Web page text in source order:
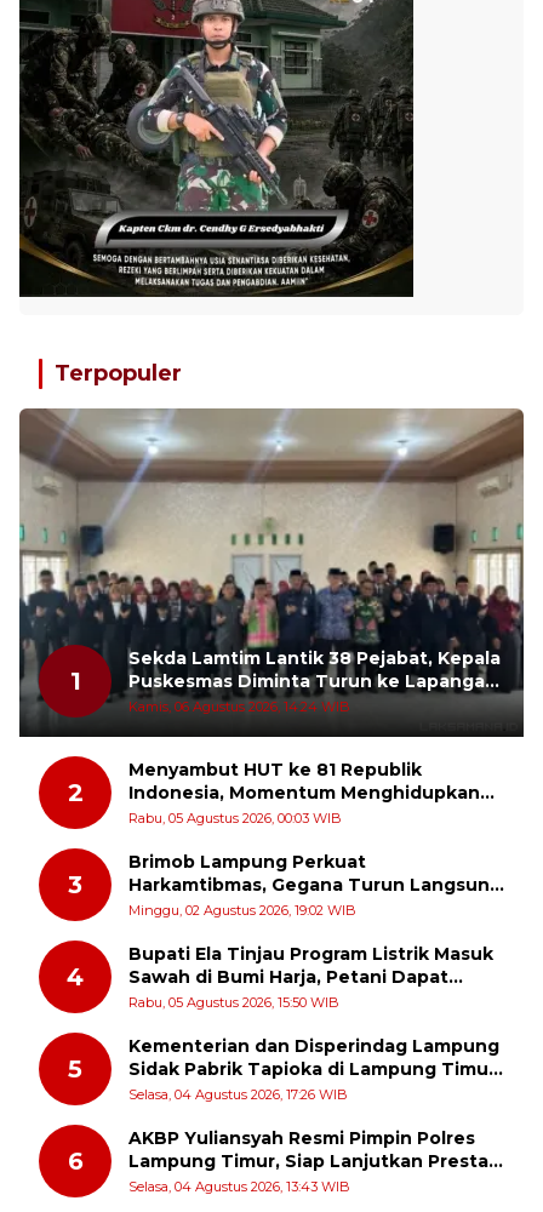
Terpopuler
1
Sekda Lamtim Lantik 38 Pejabat, Kepala
Puskesmas Diminta Turun ke Lapangan
dan Hadir di Tengah Masyarakat
Kamis, 06 Agustus 2026, 14:24 WIB
2
Menyambut HUT ke 81 Republik
Indonesia, Momentum Menghidupkan
Kembali Semangat Juang Para Pahlawan
Rabu, 05 Agustus 2026, 00:03 WIB
3
Brimob Lampung Perkuat
Harkamtibmas, Gegana Turun Langsung
Patroli Dialogis ke Pasar dan Rumah
Minggu, 02 Agustus 2026, 19:02 WIB
4
Bupati Ela Tinjau Program Listrik Masuk
Sawah di Bumi Harja, Petani Dapat
Subsidi Pemasangan KWH
Rabu, 05 Agustus 2026, 15:50 WIB
5
Kementerian dan Disperindag Lampung
Sidak Pabrik Tapioka di Lampung Timur,
PPUKI Apresiasi Langkah Pengawasan
Selasa, 04 Agustus 2026, 17:26 WIB
6
AKBP Yuliansyah Resmi Pimpin Polres
Lampung Timur, Siap Lanjutkan Prestasi
Gemilang AKBP Heti Patmawati
Selasa, 04 Agustus 2026, 13:43 WIB